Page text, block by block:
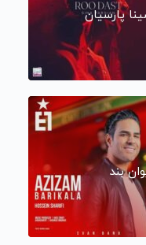
پارسیان
بند